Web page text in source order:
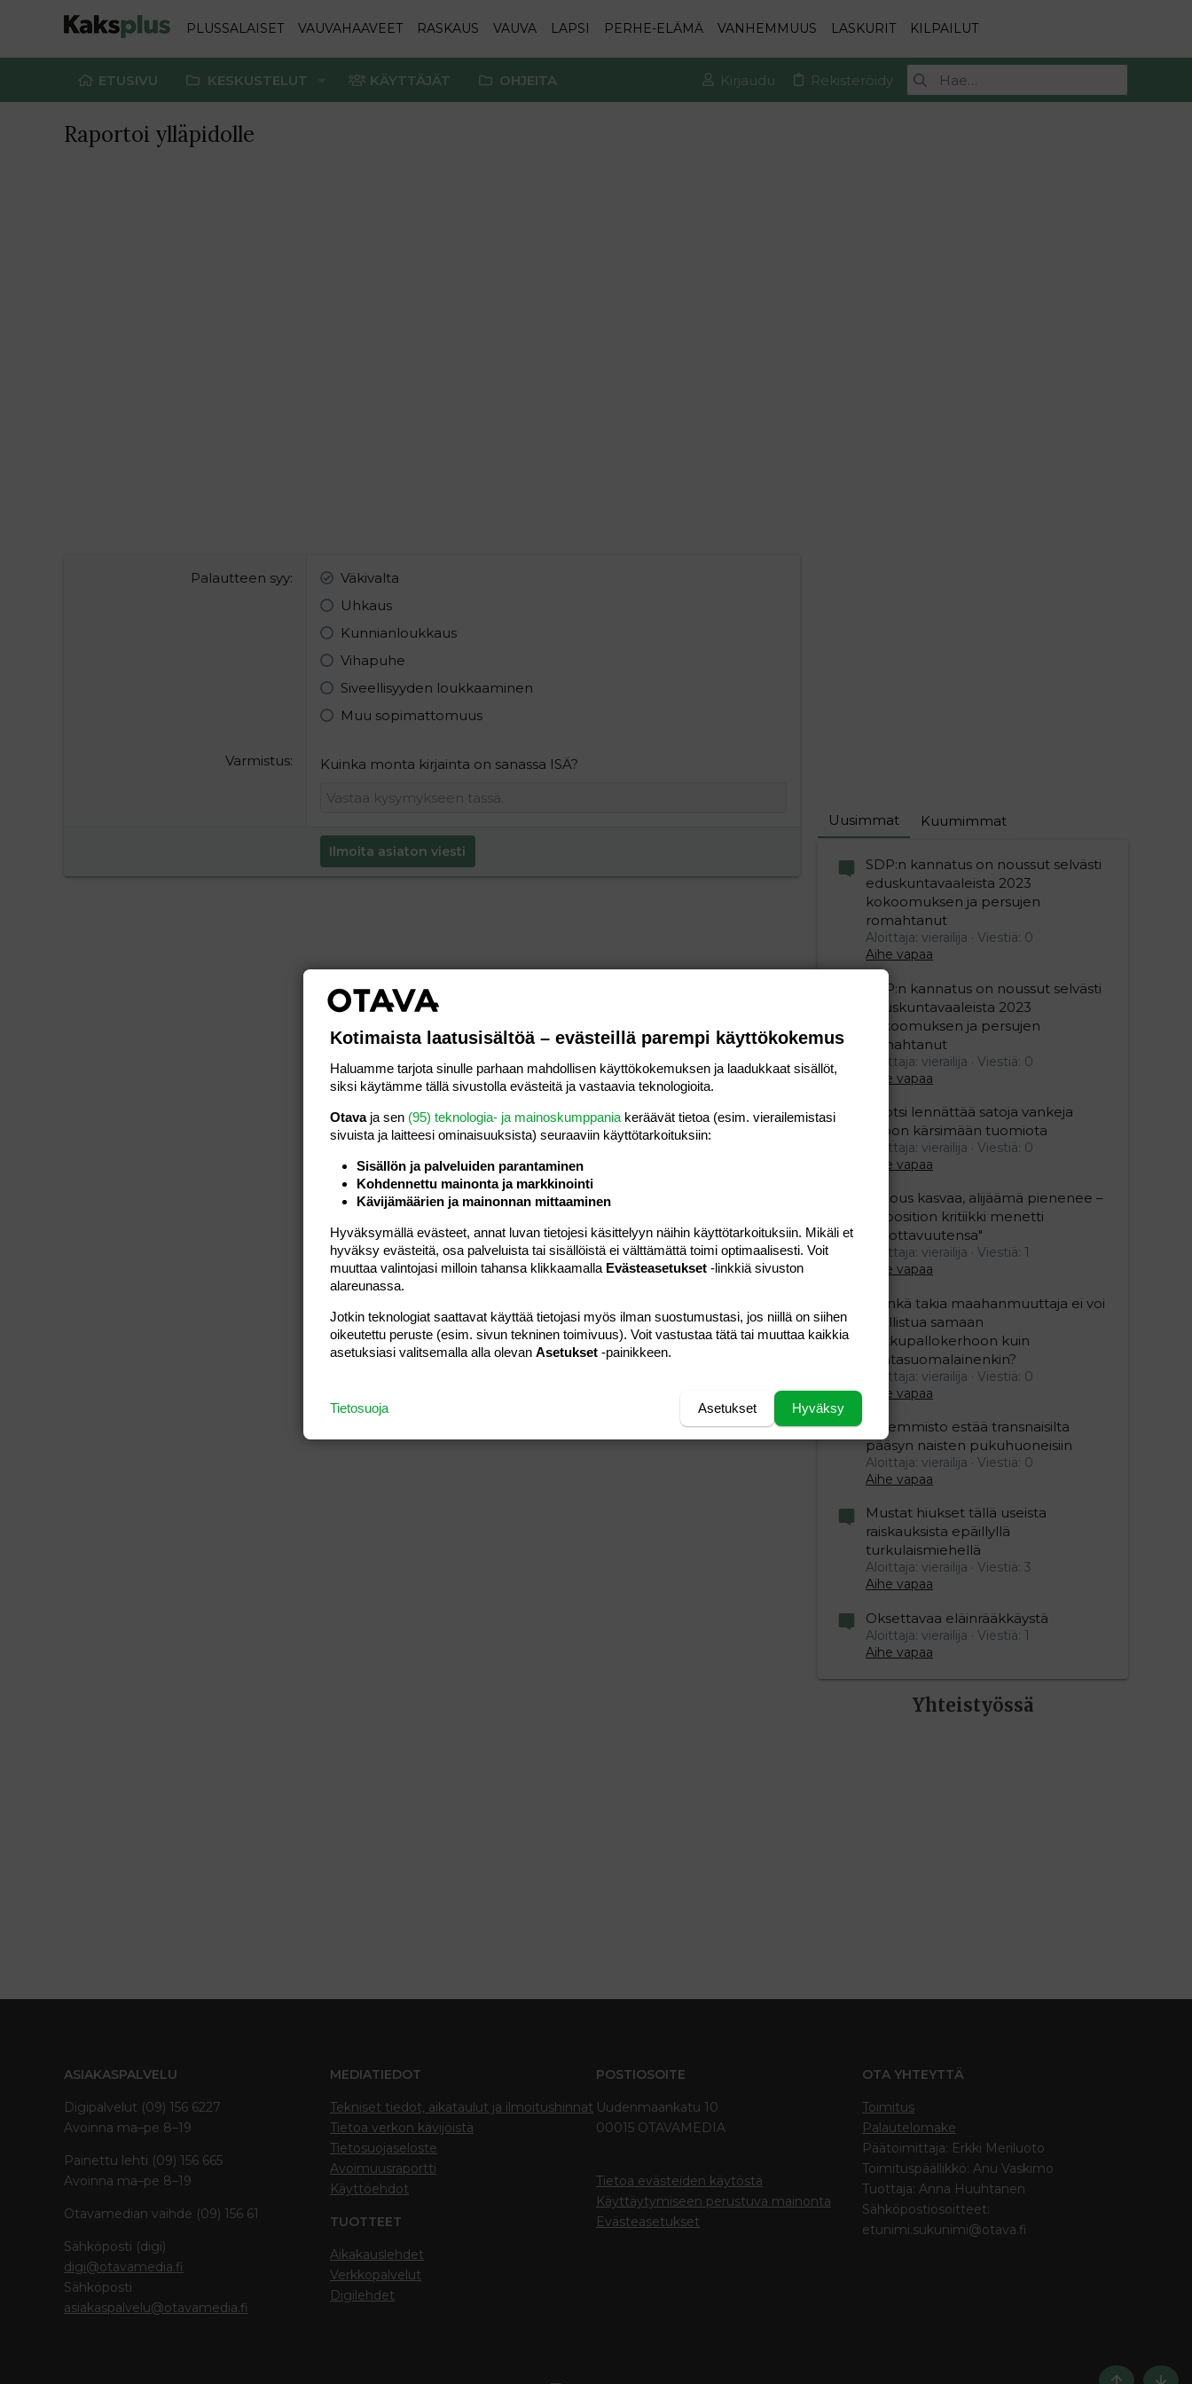
PLUSSALAISET VAUVAHAAVEET RASKAUS VAUVA LAPSI PERHE-ELÄMÄ VANHEMMUUS LASKURIT KILPAILUT
ETUSIVU KESKUSTELUT KÄYTTÄJÄT OHJEITA Kirjaudu Rekisteröidy
Raportoi ylläpidolle
Palautteen syy
Väkivalta
Uhkaus
Kunnianloukkaus
Vihapuhe
Siveellisyyden loukkaaminen
Muu sopimattomuus
Varmistus Kuinka monta kirjainta on sanassa ISÄ?
Ilmoita asiaton viesti
Uusimmat Kuumimmat
SDP:n kannatus on noussut selvästi
eduskuntavaaleista 2023
kokoomuksen ja persujen
romahtanut
Aloittaja: vierailija
Viestiä: 0
Aihe vapaa
SDP:n kannatus on noussut selvästi
eduskuntavaaleista 2023
kokoomuksen ja persujen
romahtanut
Aloittaja: vierailija
Viestiä: 0
Aihe vapaa
Ruotsi lennättää satoja vankeja
Viroon kärsimään tuomiota
Aloittaja: vierailija
Viestiä: 0
Aihe vapaa
"Talous kasvaa, alijäämä pienenee –
opposition kritiikki menetti
uskottavuutensa"
Aloittaja: vierailija
Viestiä: 1
Aihe vapaa
”Minkä takia maahanmuuttaja ei voi
osallistua samaan
potkupallokerhoon kuin
kantasuomalainenkin?
Aloittaja: vierailija
Viestiä: 0
Aihe vapaa
Vasemmisto estää transnaisilta
pääsyn naisten pukuhuoneisiin
Aloittaja: vierailija
Viestiä: 0
Aihe vapaa
Mustat hiukset tällä useista
raiskauksista epäillyllä
turkulaismiehellä
Aloittaja: vierailija
Viestiä: 3
Aihe vapaa
Oksettavaa eläinrääkkäystä
Aloittaja: vierailija
Viestiä: 1
Aihe vapaa
Yhteistyössä
ASIAKASPALVELU
Digipalvelut (09) 156 6227
Avoinna ma–pe 8–19
Painettu lehti (09) 156 665
Avoinna ma–pe 8–19
Otavamedian vaihde (09) 156 61
Sähköposti (digi)
digi@otavamedia.fi
Sähköposti
asiakaspalvelu@otavamedia.fi
MEDIATIEDOT
Tekniset tiedot, aikataulut ja ilmoitushinnat
Tietoa verkon kävijöistä
Tietosuojaseloste
Avoimuusraportti
Käyttöehdot
TUOTTEET
Aikakauslehdet
Verkkopalvelut
Digilehdet
POSTIOSOITE
Uudenmaankatu 10
00015 OTAVAMEDIA
Tietoa evästeiden käytöstä
Käyttäytymiseen perustuva mainonta
Evästeasetukset
OTA YHTEYTTÄ
Toimitus
Palautelomake
Päätoimittaja: Erkki Meriluoto
Toimituspäällikkö: Anu Vaskimo
Tuottaja: Anna Huuhtanen
Sähköpostiosoitteet:
etunimi.sukunimi@otava.fi
Kotimaista laatusisältöä – evästeillä parempi käyttökokemus
Haluamme tarjota sinulle parhaan mahdollisen käyttökokemuksen ja laadukkaat sisällöt,
siksi käytämme tällä sivustolla evästeitä ja vastaavia teknologioita.
Otavaja sen (95) teknologia- ja mainoskumppania keräävät tietoa (esim. vierailemis­tasi
sivuista ja laitteesi ominaisuuk­sista) seuraaviin käyttötarkoituksiin:
Sisällön ja palveluiden parantaminen
Kohdennettu mainonta ja markkinointi
Kävijämäärien ja mainonnan mittaaminen
Hyväksymällä evästeet, annat luvan tietojesi käsittelyyn näihin käyttötarkoituksiin. Mikäli et
hyväksy evästeitä, osa palveluista tai sisällöistä ei välttämättä toimi optimaalisesti. Voit
muuttaa valintojasi milloin tahansa klikkaamalla Evästeasetukset -linkkiä sivuston
alareunassa.
Jotkin teknologiat saattavat käyttää tietojasi myös ilman suostumustasi, jos niillä on siihen
oikeutettu peruste (esim. sivun tekninen toimivuus). Voit vastustaa tätä tai muuttaa kaikkia
asetuksiasi valitsemalla alla olevan Asetukset -painikkeen.
Hyväksy
Asetukset
Tietosuoja